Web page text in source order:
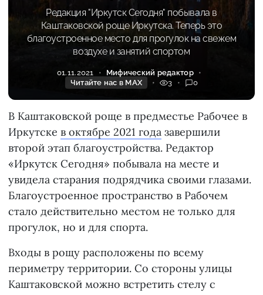
Редакция "Иркутск Сегодня" побывала в
Каштаковской роще Иркутска. Теперь это
благоустроенное место для прогулок на свежем
воздухе и занятий спортом
01.11.2021
Мифический редактор
Читайте нас в MAX
3 0
В Каштаковской роще в предместье Рабочее в
Иркутске в октябре 2021 года завершили
второй этап благоустройства. Редактор
«Иркутск Сегодня» побывала на месте и
увидела старания подрядчика своими глазами.
Благоустроенное пространство в Рабочем
стало действительно местом не только для
прогулок, но и для спорта.
Входы в рощу расположены по всему
периметру территории. Со стороны улицы
Каштаковской можно встретить стелу с